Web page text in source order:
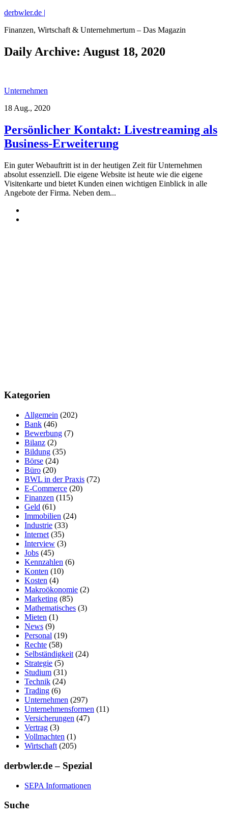
derbwler.de |
Finanzen, Wirtschaft & Unternehmertum – Das Magazin
Daily Archive: August 18, 2020
Unternehmen
18 Aug., 2020
Persönlicher Kontakt: Livestreaming als
Business-Erweiterung
Ein guter Webauftritt ist in der heutigen Zeit für Unternehmen
absolut essenziell. Die eigene Website ist heute wie die eigene
Visitenkarte und bietet Kunden einen wichtigen Einblick in alle
Angebote der Firma. Neben dem...
Kategorien
Allgemein (202)
Bank (46)
Bewerbung (7)
Bilanz (2)
Bildung (35)
Börse (24)
Büro (20)
BWL in der Praxis (72)
E-Commerce (20)
Finanzen (115)
Geld (61)
Immobilien (24)
Industrie (33)
Internet (35)
Interview (3)
Jobs (45)
Kennzahlen (6)
Konten (10)
Kosten (4)
Makroökonomie (2)
Marketing (85)
Mathematisches (3)
Mieten (1)
News (9)
Personal (19)
Rechte (58)
Selbständigkeit (24)
Strategie (5)
Studium (31)
Technik (24)
Trading (6)
Unternehmen (297)
Unternehmensformen (11)
Versicherungen (47)
Vertrag (3)
Vollmachten (1)
Wirtschaft (205)
derbwler.de – Spezial
SEPA Informationen
Suche